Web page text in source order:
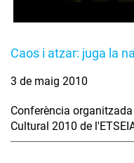
Caos i atzar: juga la
3 de maig 2010
Conferència
Cultural 2010 de